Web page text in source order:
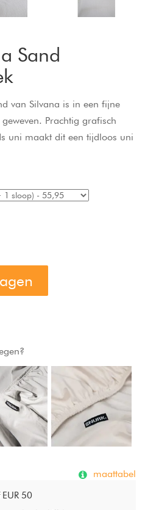
Sand
van Silvana is in een fijne
Prachtig grafisch
uni maakt dit een tijdloos uni
van fijne kwaliteit voor
maattabel
50